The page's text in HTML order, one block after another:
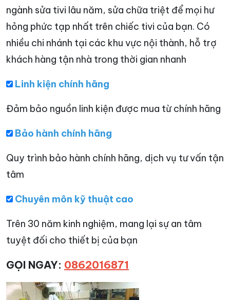
ngành sửa tivi lâu năm, sửa chữa triệt để mọi hư
hỏng phức tạp nhất trên chiếc tivi của bạn. Có
nhiều chi nhánh tại các khu vực nội thành, hỗ trợ
khách hàng tận nhà trong thời gian nhanh
Linh kiện chính hãng
Đảm bảo nguồn linh kiện được mua từ chính hãng
Bảo hành chính hãng
Quy trình bảo hành chính hãng, dịch vụ tư vấn tận
tâm
Chuyên môn kỹ thuật cao
Trên 30 năm kinh nghiệm, mang lại sự an tâm
tuyệt đối cho thiết bị của bạn
GỌI NGAY: 0862016871